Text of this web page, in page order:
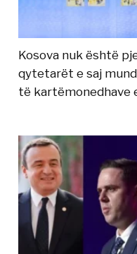
Kosova nuk është
qytetarët e saj
të kartëmonedhave